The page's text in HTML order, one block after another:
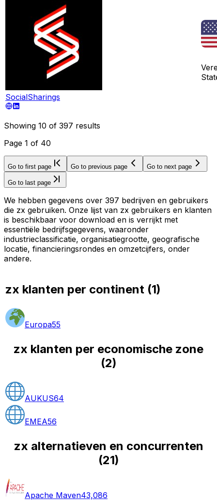
SocialSharings
Showing 10 of 397 results
Page 1 of 40
Go to first page Go to previous page Go to next page
Go to last page
We hebben gegevens over 397 bedrijven en gebruikers
die zx gebruiken. Onze lijst van zx gebruikers en klanten
is beschikbaar voor download en is verrijkt met
essentiële bedrijfsgegevens, waaronder
industrieclassificatie, organisatiegrootte, geografische
locatie, financieringsrondes en omzetcijfers, onder
andere.
zx klanten per continent (1)
Europa55
zx klanten per economische zone
(2)
AUKUS64
EMEA56
zx alternatieven en concurrenten
(21)
Apache Maven43,086